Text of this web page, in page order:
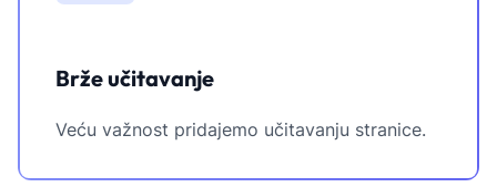
Brže učitavanje
Veću važnost pridajemo učitavanju stranice.